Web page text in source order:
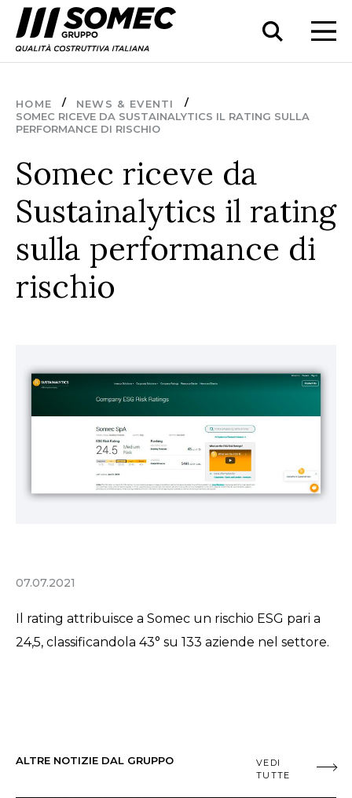
HOME
NEWS & EVENTI
SOMEC RICEVE DA SUSTAINALYTICS IL RATING SULLA
PERFORMANCE DI RISCHIO
Somec riceve da
Sustainalytics il rating
sulla performance di
rischio
07.07.2021
Il rating attribuisce a Somec un rischio ESG pari a
24,5, classificandola 43° su 133 aziende nel settore.
ALTRE NOTIZIE DAL GRUPPO
VEDI
TUTTE